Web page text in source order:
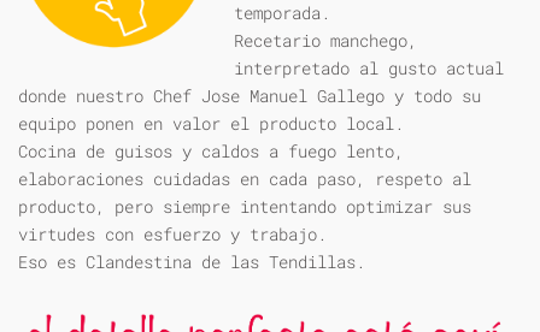
temporada.
Recetario manchego,
interpretado al gusto actual
donde nuestro Chef Jose Manuel Gallego y todo su
equipo ponen en valor el producto local.
Cocina de guisos y caldos a fuego lento,
elaboraciones cuidadas en cada paso, respeto al
producto, pero siempre intentando optimizar sus
virtudes con esfuerzo y trabajo.
Eso es Clandestina de las Tendillas.